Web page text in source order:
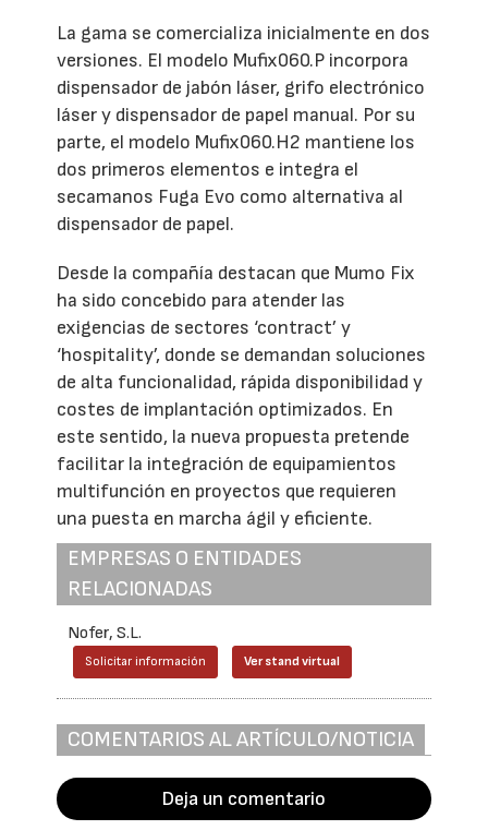
La gama se comercializa inicialmente en dos
versiones. El modelo Mufix060.P incorpora
dispensador de jabón láser, grifo electrónico
láser y dispensador de papel manual. Por su
parte, el modelo Mufix060.H2 mantiene los
dos primeros elementos e integra el
secamanos Fuga Evo como alternativa al
dispensador de papel.
Desde la compañía destacan que Mumo Fix
ha sido concebido para atender las
exigencias de sectores ‘contract’ y
‘hospitality’, donde se demandan soluciones
de alta funcionalidad, rápida disponibilidad y
costes de implantación optimizados. En
este sentido, la nueva propuesta pretende
facilitar la integración de equipamientos
multifunción en proyectos que requieren
una puesta en marcha ágil y eficiente.
EMPRESAS O ENTIDADES
RELACIONADAS
Nofer, S.L.
Solicitar información Ver stand virtual
COMENTARIOS AL ARTÍCULO/NOTICIA
Deja un comentario